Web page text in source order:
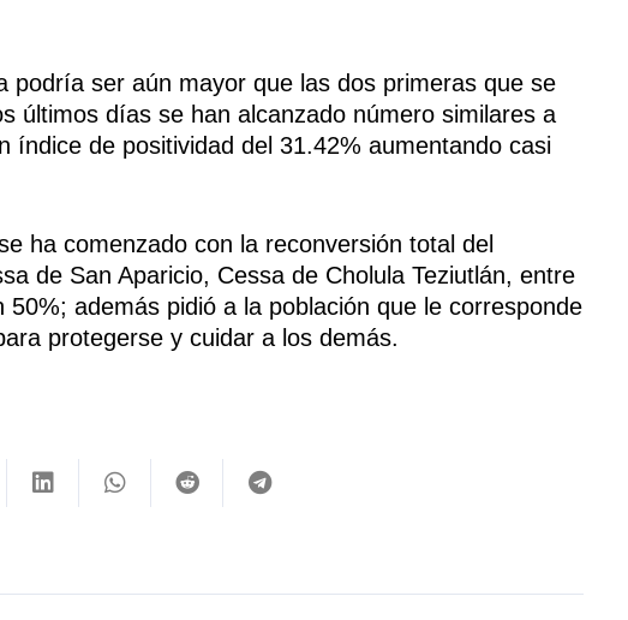
podría ser aún mayor que las dos primeras que se
últimos días se han alcanzado número similares a
índice de positividad del 31.42% aumentando casi
ha comenzado con la reconversión total del
de San Aparicio, Cessa de Cholula Teziutlán, entre
además pidió a la población que le corresponde
protegerse y cuidar a los demás.